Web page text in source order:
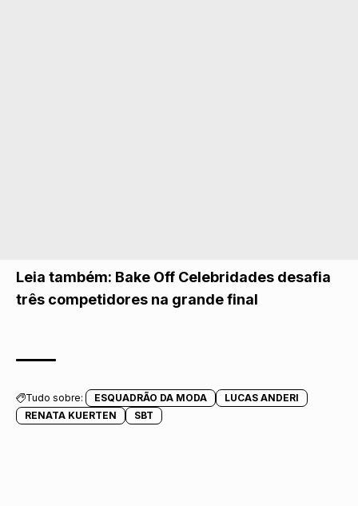
Leia também: Bake Off Celebridades desafia
três competidores na grande final
Tudo sobre: ESQUADRÃO DA MODA
LUCAS ANDERI
RENATA KUERTEN
SBT